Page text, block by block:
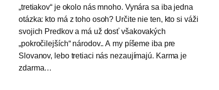
„tretiakov“ je okolo nás mnoho. Vynára sa iba jedna
otázka: kto má z toho osoh? Určite nie ten, kto si váži
svojich Predkov a má už dosť všakovakých
„pokročilejších“ národov.. A my píšeme iba pre
Slovanov, lebo tretiaci nás nezaujímajú. Karma je
zdarma…